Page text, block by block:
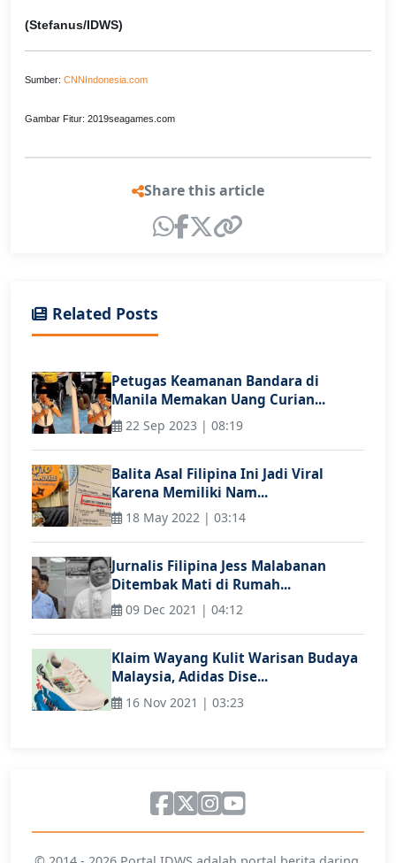
(Stefanus/IDWS)
Sumber: CNNIndonesia.com
Gambar Fitur: 2019seagames.com
Share this article
Related Posts
Petugas Keamanan Bandara di
Manila Memakan Uang Curian...
22 Sep 2023 | 08:19
Balita Asal Filipina Ini Jadi Viral
Karena Memiliki Nam...
18 May 2022 | 03:14
Jurnalis Filipina Jess Malabanan
Ditembak Mati di Rumah...
09 Dec 2021 | 04:12
Klaim Wayang Kulit Warisan Budaya
Malaysia, Adidas Dise...
16 Nov 2021 | 03:23